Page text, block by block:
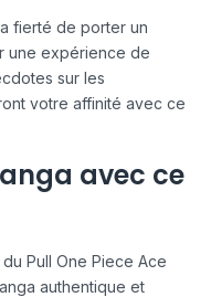
fierté de porter un
une expérience de
sur les
votre affinité avec ce
avec ce
Pull One Piece Ace
authentique et